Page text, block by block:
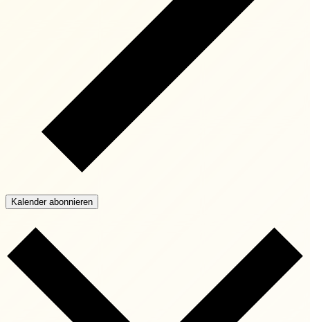
Kalender abonnieren